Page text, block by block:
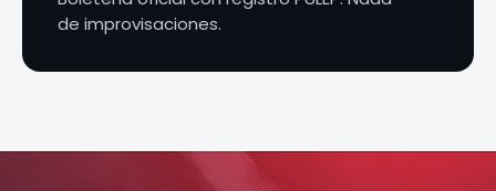
de improvisaciones.